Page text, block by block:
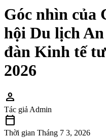
Góc nhìn của
hội Du lịch
đàn Kinh tế
2026
person
Tác giả Admin
calendar_today
Thời gian Tháng 7 3, 2026